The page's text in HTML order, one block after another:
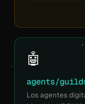
🤖
agents/
Los agentes